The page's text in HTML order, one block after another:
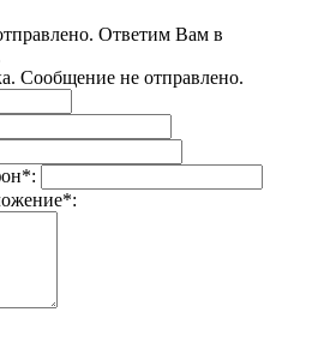
Ответим Вам в
Сообщение не отправлено.
*:
*: